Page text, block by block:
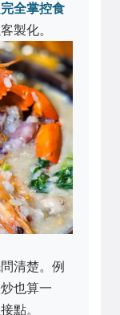
完全掌控食
製化。
清楚。例
也算一
點。